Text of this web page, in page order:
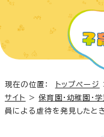
現在の位置： トップページ
サイト
>保育園・幼稚園・
員による虐待を発見したと